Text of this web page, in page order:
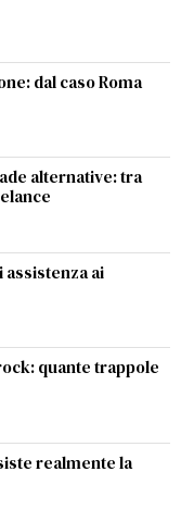
dal caso Roma
alternative: tra
ai
quante trappole
realmente la